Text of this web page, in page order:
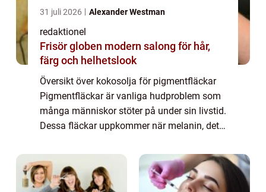
31 juli 2026 Alexander Westman
redaktionel
Frisör globen modern salong för hår,
färg och helhetslook
Översikt över kokosolja för pigmentfläckar
Pigmentfläckar är vanliga hudproblem som
många människor stöter på under sin livstid.
Dessa fläckar uppkommer när melanin, det
produceras i överdriven mängd på vissa
områden ...